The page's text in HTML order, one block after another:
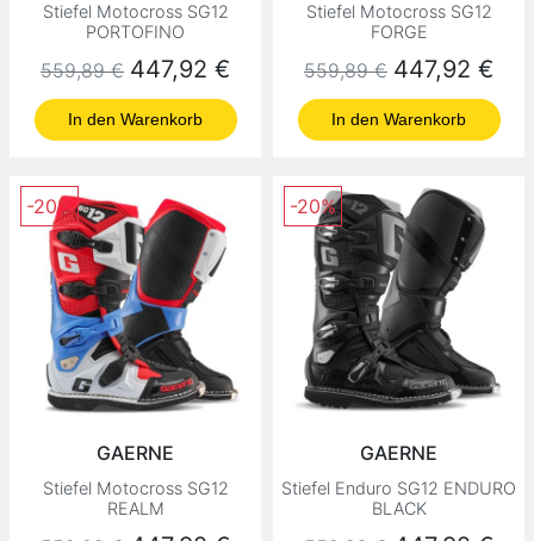
Stiefel Motocross SG12
PORTOFINO
Normaler Preis
559,89 € Preis
447,92 €
In den Warenkorb
Stiefel Motocross SG12
FORGE
Normaler Preis
559,89 € Preis
447,92 €
In den Warenkorb
GAERNE
Stiefel Motocross SG12
REALM
-20%
GAERNE
Stiefel Enduro SG12 ENDURO
BLACK
-20%